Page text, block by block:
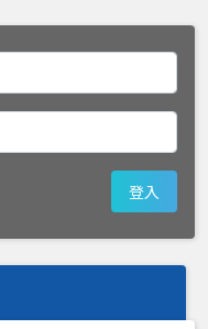
登入